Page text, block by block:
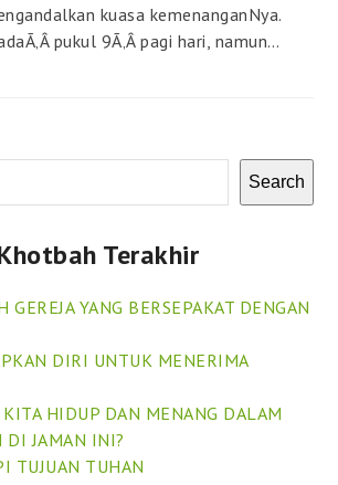
kuasa kemenanganNya.
pukul 9Ã‚Â pagi hari, namun…
Search
Terakhir
GEREJA YANG BERSEPAKAT DENGAN
DIRI UNTUK MENERIMA
KITA HIDUP DAN MENANG DALAM
DI JAMAN INI?
TUJUAN TUHAN